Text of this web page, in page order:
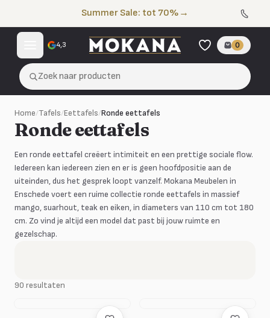
Summer Sale: tot 70% →
4,3 0
Zoek naar producten
Home/Tafels/Eettafels/Ronde eettafels
Ronde eettafels
Een ronde eettafel creëert intimiteit en een prettige sociale flow.
Iedereen kan iedereen zien en er is geen hoofdpositie aan de
uiteinden, dus het gesprek loopt vanzelf. Mokana Meubelen in
Enschede voert een ruime collectie ronde eettafels in massief
mango, suarhout, teak en eiken, in diameters van 110 cm tot 180
cm. Zo vind je altijd een model dat past bij jouw ruimte en
gezelschap.
90 resultaten